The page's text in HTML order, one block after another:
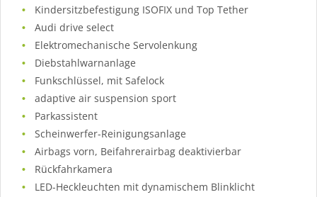
Kindersitzbefestigung ISOFIX und Top Tether
Audi drive select
Elektromechanische Servolenkung
Diebstahlwarnanlage
Funkschlüssel, mit Safelock
adaptive air suspension sport
Parkassistent
Scheinwerfer-Reinigungsanlage
Airbags vorn, Beifahrerairbag deaktivierbar
Rückfahrkamera
LED-Heckleuchten mit dynamischem Blinklicht